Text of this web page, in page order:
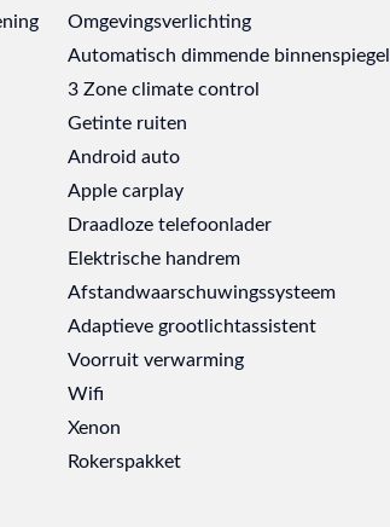
Omgevingsverlichting
Automatisch dimmende binnenspiegel
3 Zone climate control
Getinte ruiten
Android auto
Apple carplay
Draadloze telefoonlader
Elektrische handrem
Afstandwaarschuwingssysteem
Adaptieve grootlichtassistent
Voorruit verwarming
Wifi
Xenon
Rokerspakket